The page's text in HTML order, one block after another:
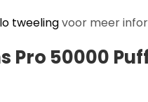
tweelingvoor meer
Pro 50000